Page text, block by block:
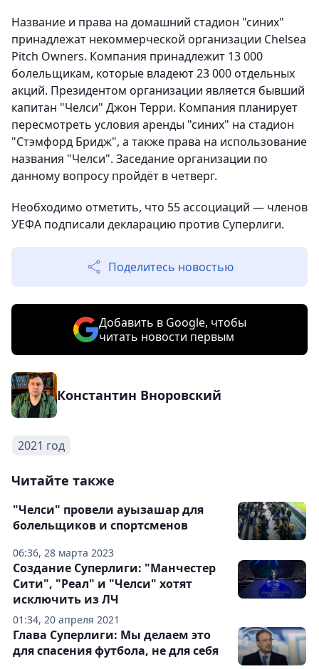
Название и права на домашний стадион "синих"
принадлежат некоммерческой организации Chelsea
Pitch Owners. Компания принадлежит 13 000
болельщикам, которые владеют 23 000 отдельных
акций. Президентом организации является бывший
капитан "Челси" Джон Терри. Компания планирует
пересмотреть условия аренды "синих" на стадион
"Стэмфорд Бридж", а также права на использование
названия "Челси". Заседание организации по
данному вопросу пройдёт в четверг.
Необходимо отметить, что 55 ассоциаций — членов
УЕФА подписали декларацию против Суперлиги.
Поделитесь новостью
Добавить в Google, чтобы
читать новости первым
Константин Вноровский
2021 год
Читайте также
06:36, 28 марта 2023
"Челси" провели ауызашар для
болельщиков и спортсменов
01:34, 20 апреля 2021
Создание Суперлиги: "Манчестер
Сити", "Реал" и "Челси" хотят
исключить из ЛЧ
Глава Суперлиги: Мы делаем это
для спасения футбола, не для себя